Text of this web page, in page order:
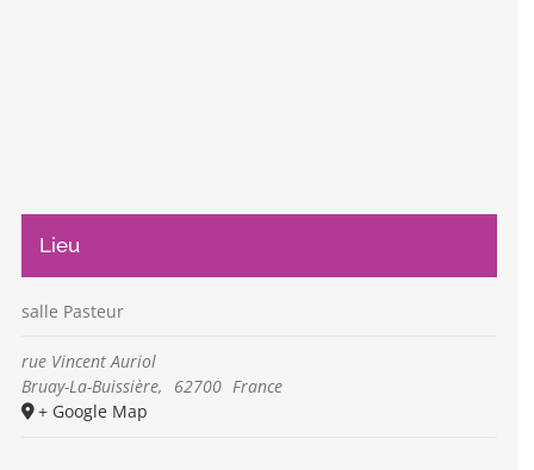
Lieu
salle Pasteur
rue Vincent Auriol
Bruay-La-Buissière, 62700 France
+ Google Map